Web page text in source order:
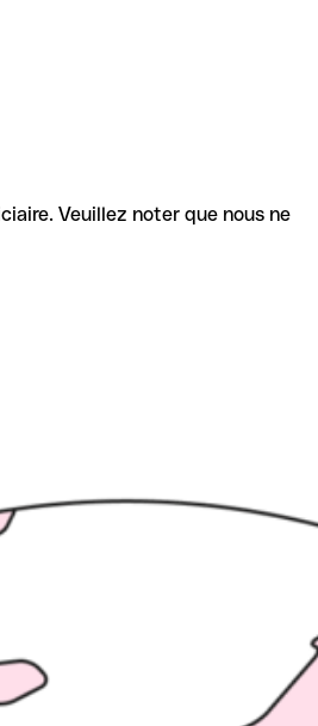
Veuillez noter que nous ne